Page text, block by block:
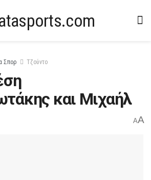
Σπορ Τζούντο
και Μιχαήλ
AA